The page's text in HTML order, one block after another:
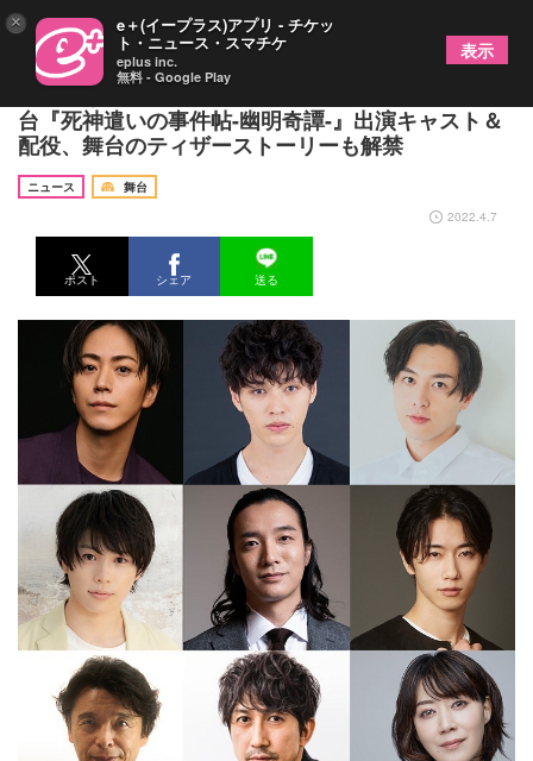
凰稀かなめ、神尾佑、廣瀬智紀らの出演が決定 舞
台『死神遣いの事件帖-幽明奇譚-』出演キャスト＆
配役、舞台のティザーストーリーも解禁
ニュース
舞台
2022.4.7
ポスト シェア 送る
× e＋(イープラス)アプリ - チケッ
ト・ニュース・スマチケ
eplus inc.
無料 - Google Play
表示